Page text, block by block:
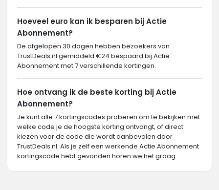
Hoeveel euro kan ik besparen bij Actie
Abonnement?
De afgelopen 30 dagen hebben bezoekers van
TrustDeals.nl gemiddeld €24 bespaard bij Actie
Abonnement met 7 verschillende kortingen.
Hoe ontvang ik de beste korting bij Actie
Abonnement?
Je kunt alle 7 kortingscodes proberen om te bekijken met
welke code je de hoogste korting ontvangt, of direct
kiezen voor de code die wordt aanbevolen door
TrustDeals.nl. Als je zelf een werkende Actie Abonnement
kortingscode hebt gevonden horen we het graag.